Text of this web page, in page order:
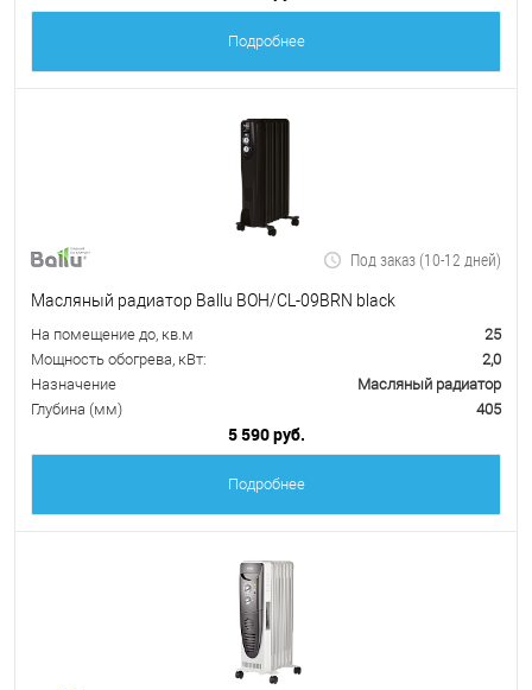
Подробнее
Под заказ (10-12 дней)
Масляный радиатор Ballu BOH/CL-09BRN black
На помещение до, кв.м
25
Мощность обогрева, кВт:
2,0
Назначение
Масляный радиатор
Глубина (мм)
405
5 590 руб.
Подробнее